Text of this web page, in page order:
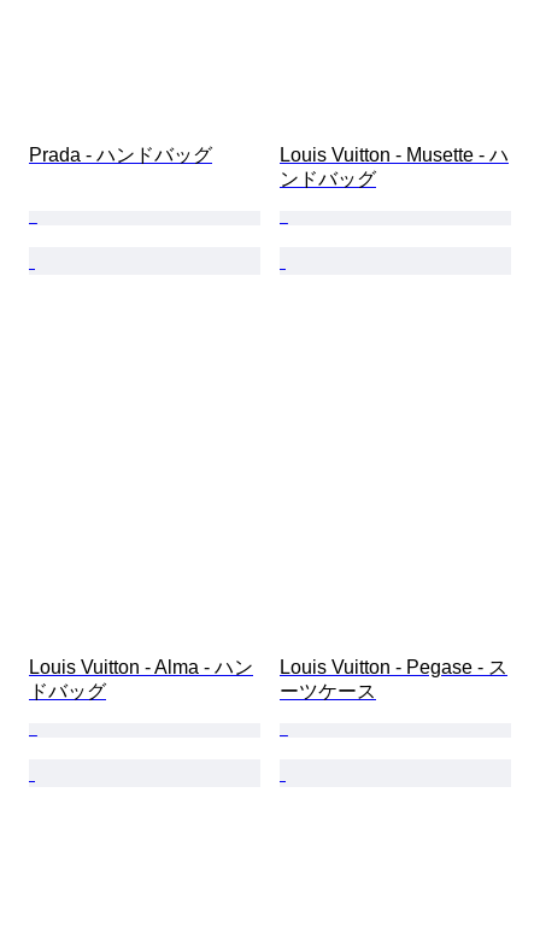
Prada - ハンドバッグ
Louis Vuitton - Musette - ハ
ンドバッグ
Louis Vuitton - Alma - ハン
ドバッグ
Louis Vuitton - Pegase - ス
ーツケース